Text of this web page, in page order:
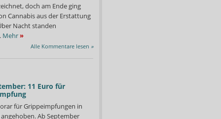
doch am Ende ging
Cannabis aus der Erstattung
Nacht standen
Mehr»
Alle Kommentare lesen »
11 Euro für
für Grippeimpfungen in
Ab September